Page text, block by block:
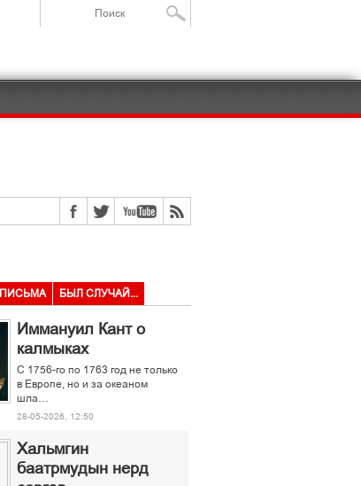
ПИСЬМА БЫЛ СЛУЧАЙ...
Иммануил Кант о
калмыках
С 1756-го по 1763 год не только
в Европе, но и за океаном
шла…
28-05-2026, 12:50
Хальмгин
баатрмудын нерд